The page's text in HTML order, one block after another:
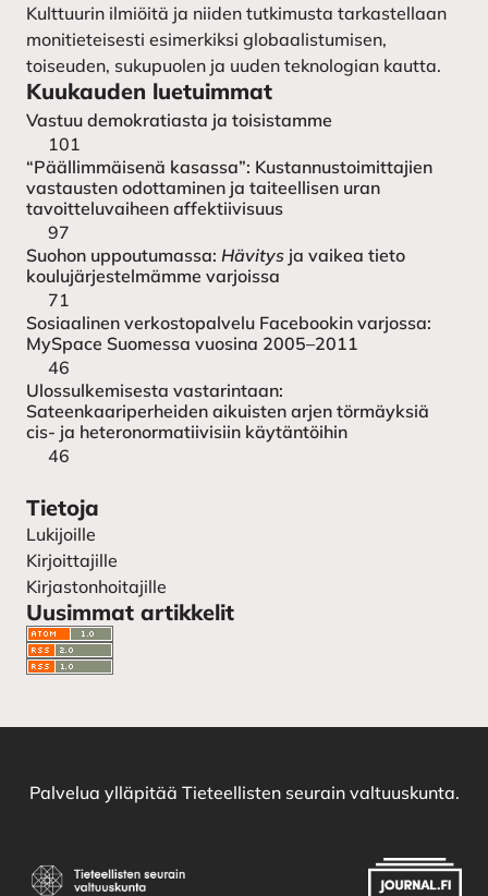
Kulttuurin ilmiöitä ja niiden tutkimusta tarkastellaan
monitieteisesti esimerkiksi globaalistumisen,
toiseuden, sukupuolen ja uuden teknologian kautta.
Kuukauden luetuimmat
Vastuu demokratiasta ja toisistamme
101
“Päällimmäisenä kasassa”: Kustannustoimittajien
vastausten odottaminen ja taiteellisen uran
tavoitteluvaiheen affektiivisuus
97
Suohon uppoutumassa: Hävitys ja vaikea tieto
koulujärjestelmämme varjoissa
71
Sosiaalinen verkostopalvelu Facebookin varjossa:
MySpace Suomessa vuosina 2005–2011
46
Ulossulkemisesta vastarintaan:
Sateenkaariperheiden aikuisten arjen törmäyksiä
cis- ja heteronormatiivisiin käytäntöihin
46
Tietoja
Lukijoille
Kirjoittajille
Kirjastonhoitajille
Uusimmat artikkelit
Palvelua ylläpitää Tieteellisten seurain valtuuskunta.